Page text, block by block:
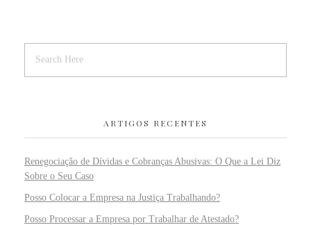
ARTIGOS RECENTES
Renegociação de Dívidas e Cobranças Abusivas: O Que a Lei Diz
Sobre o Seu Caso
Posso Colocar a Empresa na Justiça Trabalhando?
Posso Processar a Empresa por Trabalhar de Atestado?